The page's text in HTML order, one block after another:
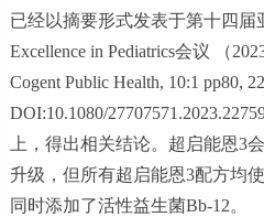
已经以摘要形式发表于第十四届
Excellence in Pediatrics会议 （
Cogent Public Health, 10:1 pp80,
DOI:10.1080/
上，得出相关结论。超启能恩3
升级，但所有超启能恩3配方均
同时添加了活性益生菌Bb-12。